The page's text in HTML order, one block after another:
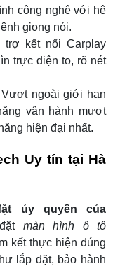
công nghệ với hệ
giọng nói.
trợ kết nối Carplay
trực diện to, rõ nét
Vượt ngoài giới hạn
vận hành mượt
hiện đại nhất.
Uy tín tại Hà
ủy quyền của
màn hình ô tô
kết thực hiện đúng
lắp đặt, bảo hành